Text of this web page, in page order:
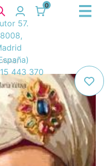
0
57.
443 370
/